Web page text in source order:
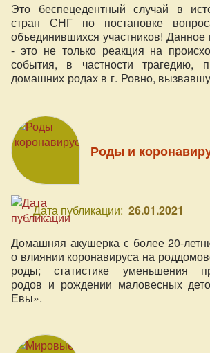
Это беспецедентный случай в
стран СНГ по постановке
объединившихся участников!
- это не только реакция на
события, в частности трагедию,
домашних родах в г. Ровно,
требует к себе внимания и решения в
Роды и
Дата публикации: 26.01.2021
Домашняя акушерка с более 20-
о влиянии коронавируса на
роды; статистике уменьшения
родов и рождении маловесных
Евы».